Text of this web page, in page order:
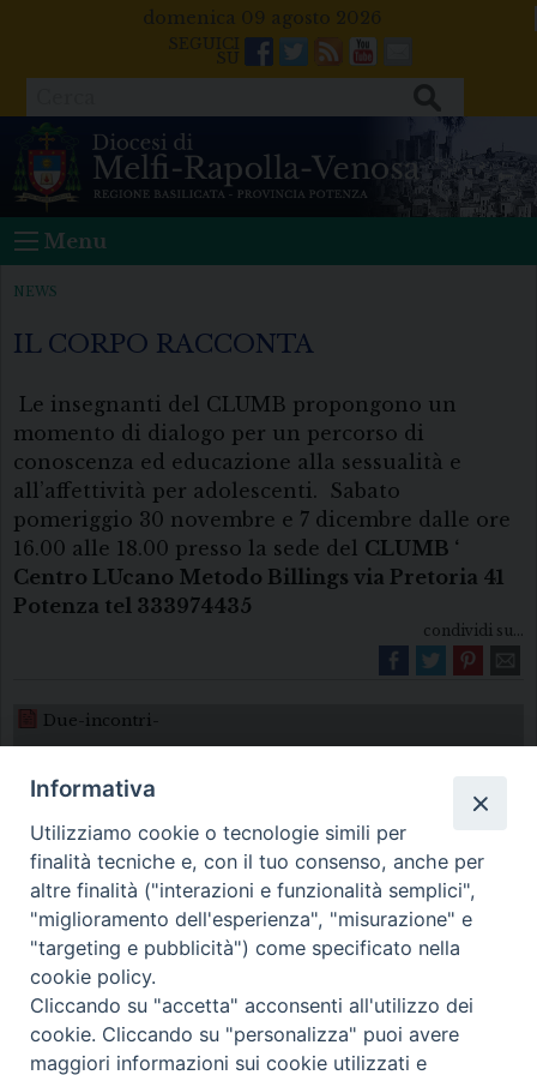
domenica 09 agosto 2026
Facebook
Twitter
FeedsYoutube
Mail
Menu
NEWS
IL CORPO RACCONTA
Le insegnanti del CLUMB propongono un
momento di dialogo per un percorso di
conoscenza ed educazione alla sessualità e
all’affettività per adolescenti. Sabato
pomeriggio 30 novembre e 7 dicembre dalle ore
16.00 alle 18.00 presso la sede del CLUMB ‘
Centro LUcano Metodo Billings via Pretoria 41
Potenza tel 333974435
condividi su...
Due-incontri-
Diocesi di Melfi Rapolla Venosa
• Largo Duomo, 12 - 85025 MELFI (PZ) •
Tel. 0972238604
PEC ufficiale della Diocesi:
Informativa
Utilizziamo cookie o tecnologie simili per
finalità tecniche e, con il tuo consenso, anche per
altre finalità ("interazioni e funzionalità semplici",
"miglioramento dell'esperienza", "misurazione" e
"targeting e pubblicità") come specificato nella
cookie policy.
Cliccando su "accetta" acconsenti all'utilizzo dei
cookie. Cliccando su "personalizza" puoi avere
maggiori informazioni sui cookie utilizzati e